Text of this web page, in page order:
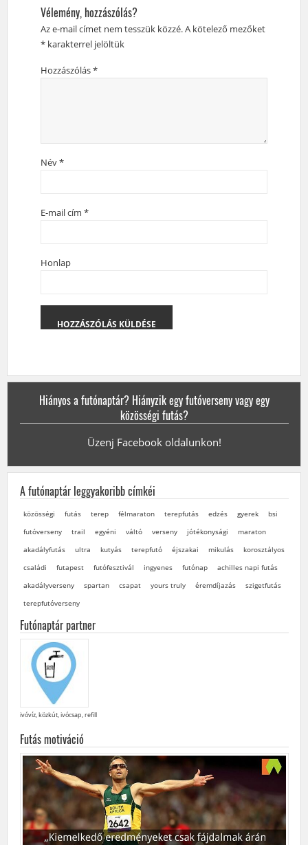
Vélemény, hozzászólás?
Az e-mail címet nem tesszük közzé.A kötelező mezőket
*karakterrel jelöltük
Hozzászólás*
Név*
E-mail cím *
Honlap
Hiányos a futónaptár? Hiányzik egy futóverseny vagy egy
közösségi futás?
Üzenj Facebook oldalunkon!
A futónaptár leggyakoribb címkéi
közösségi futás terep félmaraton terepfutás edzés gyerek
bsi
futóverseny
trail egyéni váltó verseny jótékonysági
maraton
akadályfutás
ultra kutyás terepfutó éjszakai mikulás
korosztályos
családi
futapest futófesztivál ingyenes futónap
achilles napi futás
akadályverseny
spartan csapat yours truly éremdíjazás
szigetfutás
terepfutóverseny
Futónaptár partner
ivóvíz, közkút, ivócsap, refill
Futás motiváció